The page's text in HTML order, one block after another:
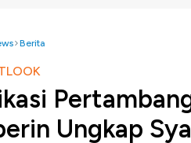
Berita
Ungkap